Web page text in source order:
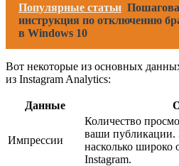
Популярные статьи
инструкция по отключению
в Windows 10
Вот некоторые из основных
из Instagram Analytics:
Данные
Импрессии
Количество
ваши публикации.
насколько широко
Instagram.